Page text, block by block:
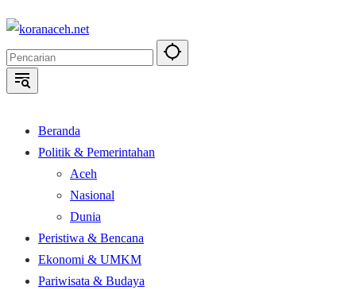
Langsung
konten
Beranda
Politik & Pemerintahan
Aceh
Nasional
Dunia
Peristiwa & Bencana
Ekonomi & UMKM
Pariwisata & Budaya